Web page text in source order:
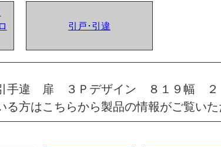
引戸･引違
引手違 扉 ３Ｐデザイン ８１９幅
方はこちらから製品の情報がご覧い